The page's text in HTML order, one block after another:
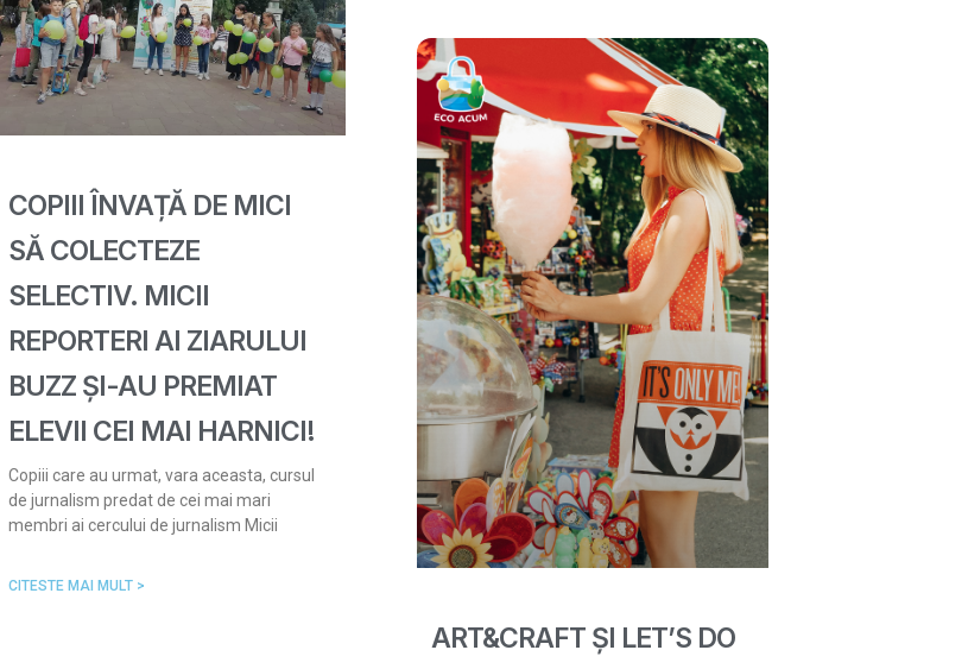
COPIII ÎNVAȚĂ DE MICI
SĂ COLECTEZE
SELECTIV. MICII
REPORTERI AI ZIARULUI
BUZZ ȘI-AU PREMIAT
ELEVII CEI MAI HARNICI!
Copiii care au urmat, vara aceasta, cursul
de jurnalism predat de cei mai mari
membri ai cercului de jurnalism Micii
CITESTE MAI MULT >
ART&CRAFT ȘI LET’S DO